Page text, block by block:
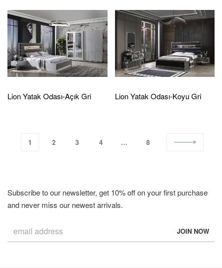
Lion Yatak Odası-Açık Gri Lion Yatak Odası-Koyu Gri
1 2 3 4 … 8
Subscribe to our newsletter, get 10% off on your first purchase
and never miss our newest arrivals.